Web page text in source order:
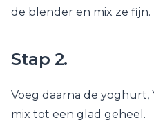
de blender en mix ze fijn.
Stap 2.
Voeg daarna de
mix tot een glad geheel.